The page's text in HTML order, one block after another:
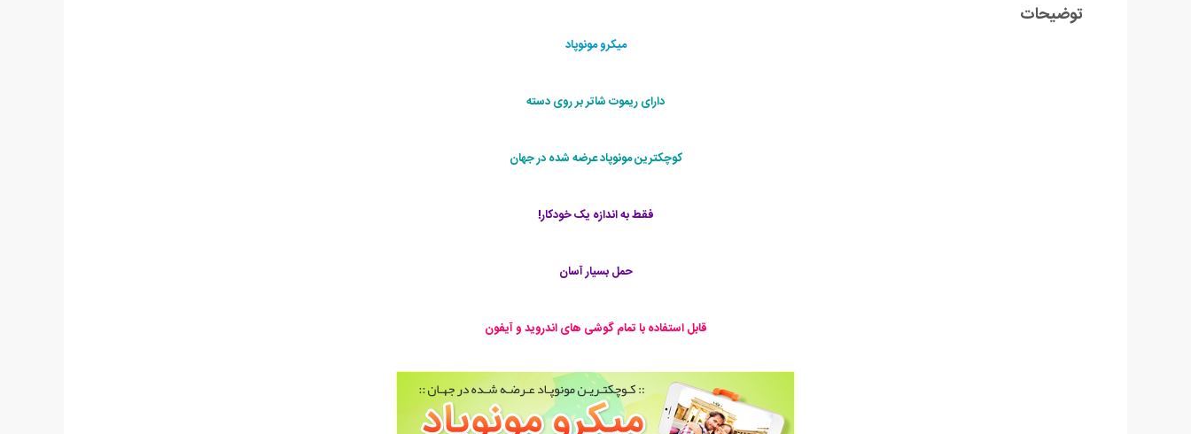
توضیحات
میکرو مونوپاد
دارای ریموت شاتر بر روی دسته
کوچکترین مونوپاد عرضه شده در جهان
فقط به اندازه یک خودکار!
حمل بسیار آسان
قابل استفاده با تمام گوشی های اندروید و آیفون